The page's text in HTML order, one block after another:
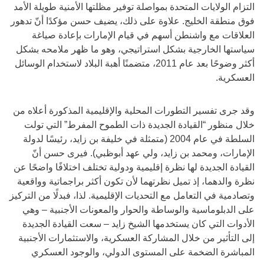
التزام الولايات المتحدة بمواصلة توفير مظلتها الأمنية طويلة الأمد
فوق منطقة الخليج. علاوة على ذلك، يضيف حسن مؤكدًا أنّ تدهور
العلاقات مع واشنطن أسهم في قيام الإمارات بإعادة صياغة
سياستها الخارجية بشكل استراتيجي، وهو ما ظهر ملامحه بشكل
أكثر وضوحًا بعد عام 2011، متضمنًا أهبة البلاد لاستخدام الوسائل
العسكرية.
وقد جرى تفسير التطورات المحلية والإقليمية المذكورة أعلاه من
خلال منظور “القيادة الجديدة ذات الطموح المفرط” التي تولت
السلطة في عام 2004 (متمثلة في خليفة بن زايد، رئيسًا لدولة
الإمارات، ومحمد بن زايد، ولي عهد أبوظبي). فيرى حسن أنّ
القيادة الجديدة لها نظرة إقليمية ودولية تختلف اختلافًا واضحًا عن
نظرة والدهما، إذ تميل نظرتهما لأن تكون أكثر براجماتية وواقعية
وتصادمية في التعامل مع التحديات الإقليمية. لذا، فبدلًا من التركيز
على الدبلوماسية والوساطة والحوار والمعونات الأجنبية – وهي
الأدوات التي كان يستخدمها الشيخ زايد – سعت القيادة الجديدة
إلى التأثير من خلال المشاركة العسكرية، والاستثمارات الأجنبية
المباشرة الضخمة على المستوى الدولي، والوجود العسكري